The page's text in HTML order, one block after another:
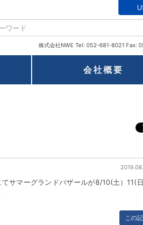
株式会社NWE Tel: 052-681-8021 Fax:
会社概要
サマーグランドバザールが8/10(土）11(
この